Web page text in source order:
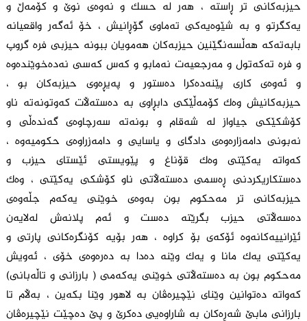
حیزبەکانی تر ڕاستە ، هەر لە حسک و نەوەی نوێ و کۆمەڵ و
یەکگرتو و بە شێوەیەکی تەماوی گۆڕانیش ، خۆ ئەگەر واقعیانە
بابەتەکە هەڵسەنگێنین حیزبەکان هەمویان ببونە حیزبی فرە گروپ
و فرە تەکەتول و مەرجعیەت نەمابو و کەس کەسی نەدەخوێندەوە
و ئەوەی کاری پێنەدەکرا دەستور و پەیڕەوی حیزبەکان بو ،
حیزبەکانیش وەک کۆمەڵێکی دابڕاوی بە دەستەڵات کەوتونەتە ناو
کۆشکێکی جیاواز لە شەقام و بونەتە سەرچاوەی گەندەڵی و
نەبونی دامەزارەوەی دادگای و یاسایی و دامەزراوەی حکومیەوە ،
کەواتە یەکێتی وەک قۆناغ و پێویستی ئێستای حیزب و
دەستکاریکردنی ڕەسمی دەستەڵاتی ناو کۆشکی یەکێتی ، وەک
حیزبەکانی تر مەحکوم بون بەوەی خوێنی یەکەم جڵەوەی
دەسەڵاتی حیزب بگرێتە دەست و ئەم پلانەش لەلایەن
ئێرانییەکانەوە ئۆکەی بۆ کراوە ، هەر بۆیە کۆنگرەکانی پارتی و
یەکێتی یەک مانا و یەک وێنە دەدا بە دەرەوەی خۆی ، ئەویش
مەحکوم بون بە دەستەڵاتی خوێنی یەکەمی ( بارزانی و تاڵەبانی)
کەواتە دەتوانین وێنای نێچیرەڤان بە لاهور وێنا بکەین ، بەڵام تا
بارزانی مابێ شەڕەکان بە شاراوەیی دەکرێ و پێ دەچێت نێچیرەڤان